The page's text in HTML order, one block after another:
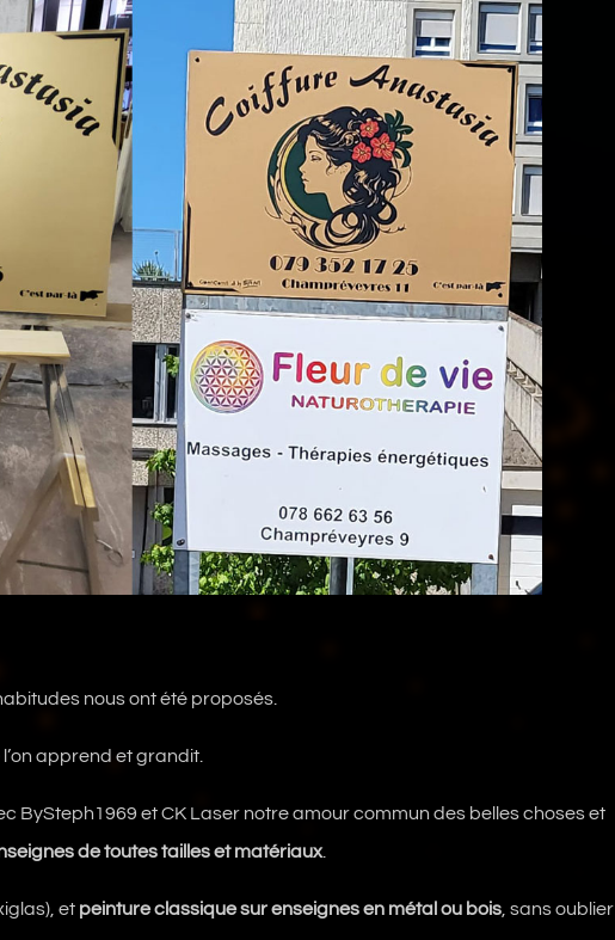
nous ont été proposés.
apprend et grandit.
BySteph1969 et CK Laser notre amour commun des belles choses et
de toutes tailles et matériaux.
et peinture classique sur enseignes en métal ou bois, sans oublier